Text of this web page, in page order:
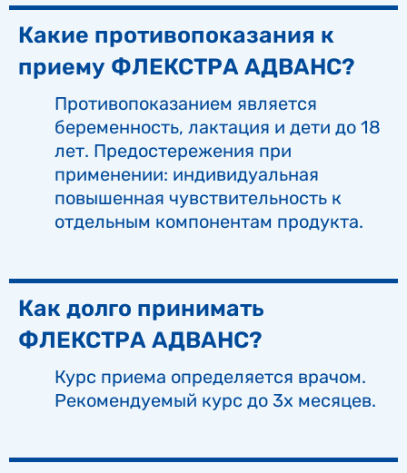
Какие противопоказания к
приему ФЛЕКСТРА АДВАНС?
Противопоказанием является
беременность, лактация и дети до 18
лет. Предостережения при
применении: индивидуальная
повышенная чувствительность к
отдельным компонентам продукта.
Как долго принимать
ФЛЕКСТРА АДВАНС?
Курс приема определяется врачом.
Рекомендуемый курс до 3х месяцев.